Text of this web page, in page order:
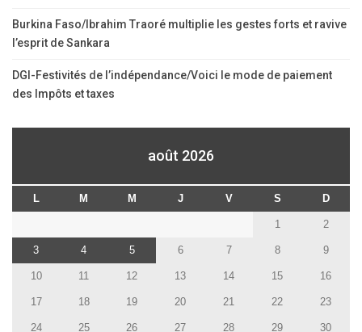
Burkina Faso/Ibrahim Traoré multiplie les gestes forts et ravive
l’esprit de Sankara
DGI-Festivités de l’indépendance/Voici le mode de paiement
des Impôts et taxes
août 2026
L M M J V S D
1 2
3 4 5 6 7 8 9
10 11 12 13 14 15 16
17 18 19 20 21 22 23
24 25 26 27 28 29 30